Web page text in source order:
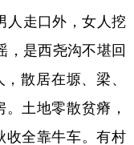
西藏
人走口外，女人挖
，是西尧沟不堪回
散居在塬、梁、
土地零散贫瘠，
收全靠牛车。有村